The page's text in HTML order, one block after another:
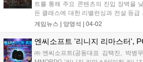
트를 통해 주요 콘텐츠의 진입 장벽을
든 클래스에 대한 리밸런싱과 전설 등
입, 플레이 편의성 개선, 특화 서버 개선
이템을 제공하는 '영웅의 시대 특전' 쿠폰
게임뉴스 | 양영석 04-02
엔씨소프트 '리니지 리마스터',
㈜엔씨소프트(공동대표 김택진, 박병